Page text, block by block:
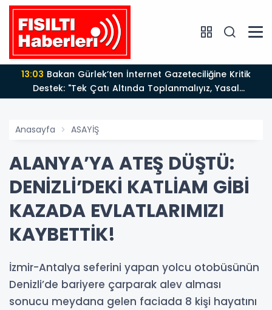
13:03
Destek: "Tek Çatı Altında Toplanmalıyız, Yasal
Düzenlemeye Hazırız"
Anasayfa ASAYİŞ
ALANYA’YA ATEŞ DÜŞTÜ:
DENİZLİ’DEKİ KATLİAM GİBİ
KAZADA EVLATLARIMIZI
KAYBETTİK!
İzmir-Antalya seferini yapan yolcu otobüsünün
Denizli’de bariyere çarparak alev alması
sonucu meydana gelen faciada 8 kişi hayatını